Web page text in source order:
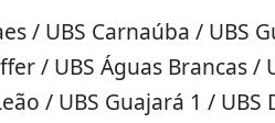
/ UBS Carnaúba / UBS
/ UBS Águas Brancas /
/ UBS Guajará 1 /